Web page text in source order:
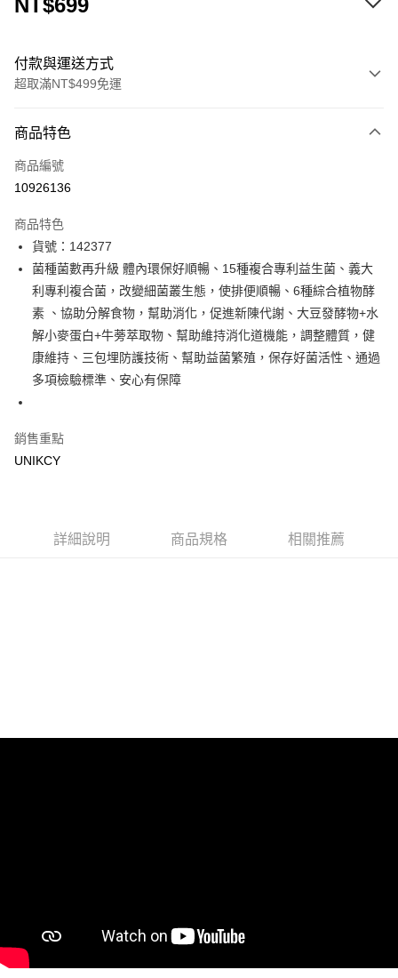
NT$699
付款與運送方式
超取滿NT$499免運
icash Pay
信用卡一次付款
LINE Pay
Apple Pay
街口支付
悠遊付
Google Pay
7-11取貨付款［需3-5個工作天不含預購商品］
商品特色
商品編號
10926136
商品特色
貨號：142377
菌種菌數再升級 體內環保好順暢、15種複合專利益生菌、義大
利專利複合菌，改變細菌叢生態，使排便順暢、6種綜合植物酵
素 、協助分解食物，幫助消化，促進新陳代謝、大豆發酵物+水
解小麥蛋白+牛蒡萃取物、幫助維持消化道機能，調整體質，健
康維持、三包埋防護技術、幫助益菌繁殖，保存好菌活性、通過
多項檢驗標準、安心有保障
銷售重點
UNIKCY
詳細說明 商品規格 相關推薦